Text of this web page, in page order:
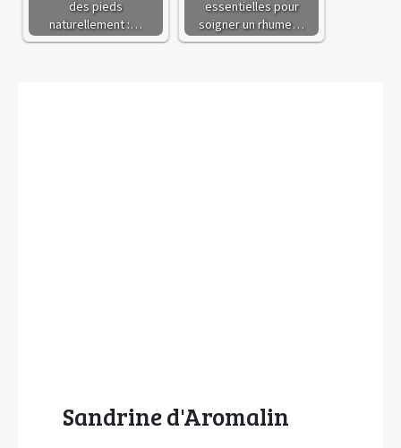
des pieds
naturellement :…
essentielles pour
soigner un rhume…
Sandrine d'Aromalin